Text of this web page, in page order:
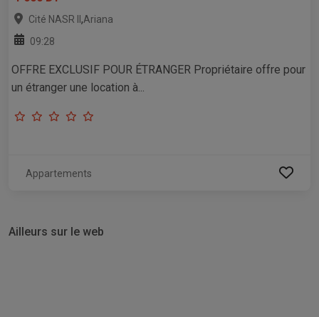
Cité NASR II,Ariana
09:28
OFFRE EXCLUSIF POUR ÉTRANGER Propriétaire offre pour
un étranger une location à...
Appartements
Ailleurs sur le web